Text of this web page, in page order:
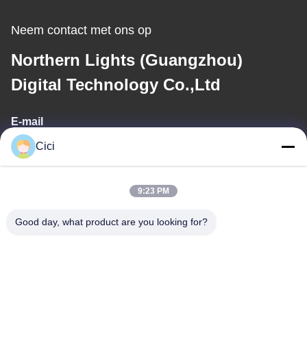
Neem contact met ons op
Northern Lights (Guangzhou)
Digital Technology Co.,Ltd
E-mail
sales03@bjgprojection.com
Adres
Cici
9:23 PM
Good day, what product are you looking for?